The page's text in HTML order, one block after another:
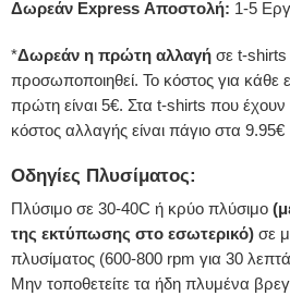
Δωρεάν Express Αποστολή: 1-5
*Δωρεάν η πρώτη αλλαγή σε t-shirts
προσωποποιηθεί. Το κόστος για κάθε
πρώτη είναι 5€. Στα t-shirts που
κόστος αλλαγής είναι πάγιο στα 9.95€
Οδηγίες Πλυσίματος:
Πλύσιμο σε 30-40C ή κρύο πλύσιμο
της εκτύπωσης στο εσωτερικό) σε
πλυσίματος (600-800 rpm για 30
Μην τοποθετείτε τα ήδη πλυμένα